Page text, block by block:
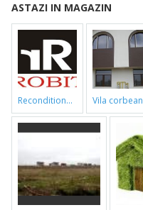
ASTAZI IN MAGAZIN
reconditionari cazi de baie vila corbeanca